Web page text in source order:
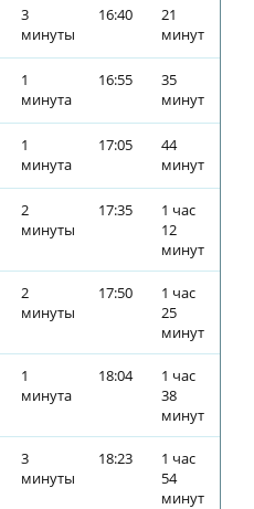
3
минуты
16:40
21
минут
1
минута
16:55
35
минут
1
минута
17:05
44
минут
2
минуты
17:35
1 час
12
минут
2
минуты
17:50
1 час
25
минут
1
минута
18:04
1 час
38
минут
3
минуты
18:23
1 час
54
минут